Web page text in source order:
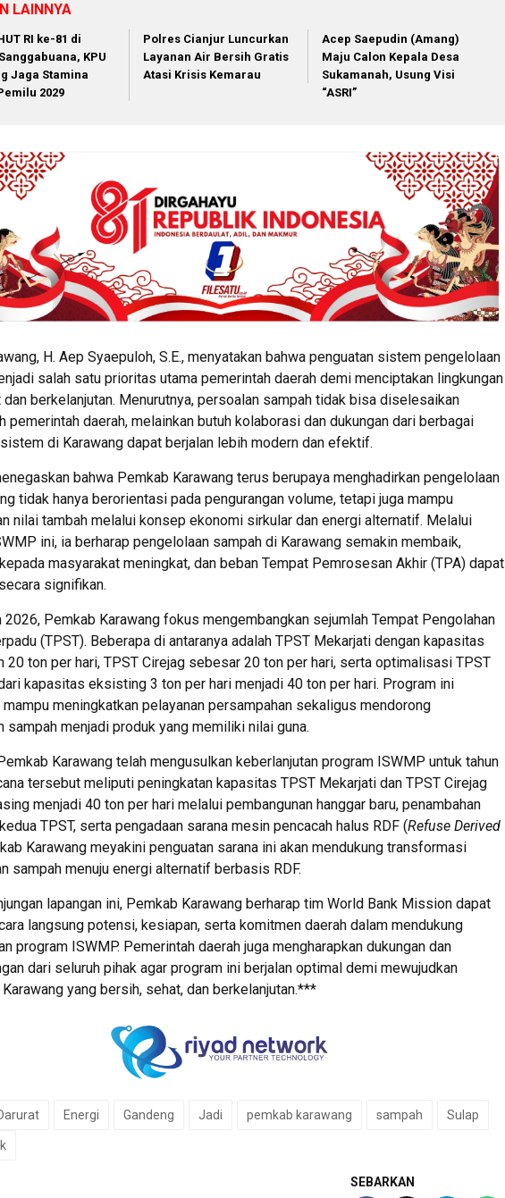
LAINNYA
RI ke-81 di
KPU
Jaga Stamina
2029
Polres Cianjur Luncurkan
Layanan Air Bersih Gratis
Atasi Krisis Kemarau
Acep Saepudin (Amang)
Maju Calon Kepala Desa
Sukamanah, Usung Visi
“ASRI”
H. Aep Syaepuloh, S.E., menyatakan bahwa penguatan sistem pengelolaan
salah satu prioritas utama pemerintah daerah demi menciptakan lingkungan
dan berkelanjutan. Menurutnya, persoalan sampah tidak bisa diselesaikan
pemerintah daerah, melainkan butuh kolaborasi dan dukungan dari berbagai
di Karawang dapat berjalan lebih modern dan efektif.
bahwa Pemkab Karawang terus berupaya menghadirkan pengelolaan
tidak hanya berorientasi pada pengurangan volume, tetapi juga mampu
nilai tambah melalui konsep ekonomi sirkular dan energi alternatif. Melalui
ini, ia berharap pengelolaan sampah di Karawang semakin membaik,
masyarakat meningkat, dan beban Tempat Pemrosesan Akhir (TPA) dapat
signifikan.
2026, Pemkab Karawang fokus mengembangkan sejumlah Tempat Pengolahan
(TPST). Beberapa di antaranya adalah TPST Mekarjati dengan kapasitas
20 ton per hari, TPST Cirejag sebesar 20 ton per hari, serta optimalisasi TPST
kapasitas eksisting 3 ton per hari menjadi 40 ton per hari. Program ini
mampu meningkatkan pelayanan persampahan sekaligus mendorong
sampah menjadi produk yang memiliki nilai guna.
Karawang telah mengusulkan keberlanjutan program ISWMP untuk tahun
tersebut meliputi peningkatan kapasitas TPST Mekarjati dan TPST Cirejag
menjadi 40 ton per hari melalui pembangunan hanggar baru, penambahan
TPST, serta pengadaan sarana mesin pencacah halus RDF (Refuse Derived
Karawang meyakini penguatan sarana ini akan mendukung transformasi
sampah menuju energi alternatif berbasis RDF.
lapangan ini, Pemkab Karawang berharap tim World Bank Mission dapat
langsung potensi, kesiapan, serta komitmen daerah dalam mendukung
program ISWMP. Pemerintah daerah juga mengharapkan dukungan dan
dari seluruh pihak agar program ini berjalan optimal demi mewujudkan
yang bersih, sehat, dan berkelanjutan.***
Energi Gandeng Jadi pemkab karawang sampah Sulap
SEBARKAN